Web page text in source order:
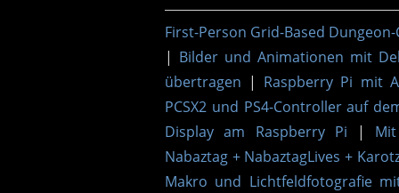
First-Person Grid-Based
| Bilder und Animationen mit
übertragen | Raspberry Pi mit
PCSX2 und PS4-Controller auf
Display am Raspberry Pi |
Nabaztag + NabaztagLives +
Makro und Lichtfeldfotografie